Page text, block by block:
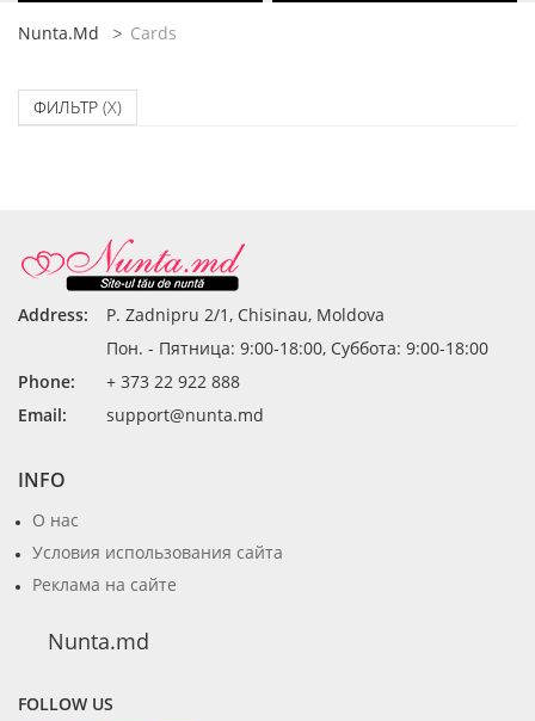
Nunta.md Cards
ФИЛЬТР (X)
Address:
P. Zadnipru 2/1, Chisinau, Moldova
Пон. - Пятница: 9:00-18:00, Суббота: 9:00-18:00
Phone:
+ 373 22 922 888
Email:
support@nunta.md
INFO
О нас
Условия использования сайта
Реклама на сайте
Nunta.md
FOLLOW US